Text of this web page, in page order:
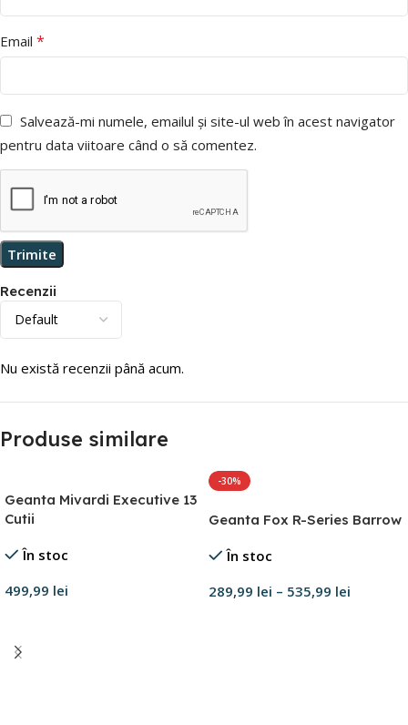
Recenzii
Nu există recenzii până acum.
Email *
Salvează-mi numele, emailul și site-ul web în acest navigator
pentru data viitoare când o să comentez.
Produse similare
Geanta Mivardi Executive 13
Cutii
În stoc
499,99 lei
-30%
Geanta Fox R-Series Barrow
În stoc
289,99 lei – 535,99 lei